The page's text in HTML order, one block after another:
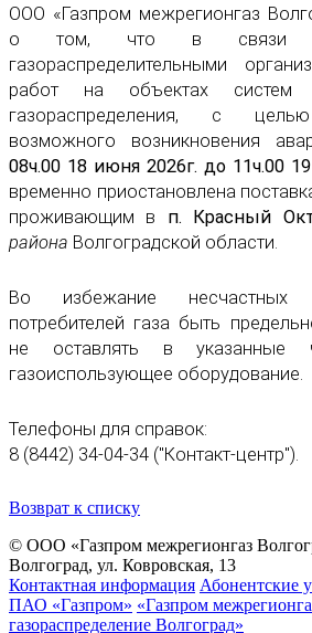
ООО «Газпром межрегионгаз
о том, что в связи с
газораспределительными
работ на объектах систем
газораспределения, с
возможного возникновения
08ч.00 18 июня 2026г. до 11ч.00
временно приостановлена
проживающим в п. Красный
района Волгоградской области.
Во избежание несчастных
потребителей газа быть
не оставлять в указанные
газоиспользующее
Телефоны для справок:
8 (8442) 34-04-34 ("Контакт-центр").
Возврат к списку
© ООО «Газпром межрегионгаз
Волгоград, ул. Ковровская, 13
Контактная информация Абонентские
ПАО «Газпром» «Газпром
газораспределение Волгоград»